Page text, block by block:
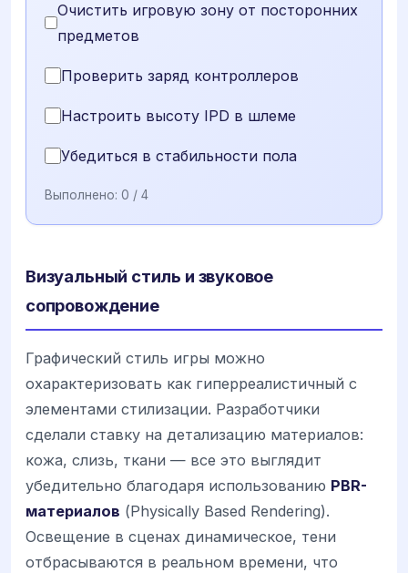
Очистить игровую зону от посторонних
предметов
Проверить заряд контроллеров
Настроить высоту IPD в шлеме
Убедиться в стабильности пола
Выполнено: 0 / 4
Визуальный стиль и звуковое
сопровождение
Графический стиль игры можно
охарактеризовать как гиперреалистичный с
элементами стилизации. Разработчики
сделали ставку на детализацию материалов:
кожа, слизь, ткани — все это выглядит
убедительно благодаря использованию PBR-
материалов (Physically Based Rendering).
Освещение в сценах динамическое, тени
отбрасываются в реальном времени, что